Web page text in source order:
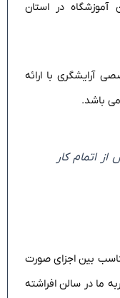
در استان
آرایشگری با ارائه
باشد.
اتمام کار
بین اجزای صورت
ما در سالن افراشته